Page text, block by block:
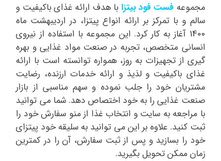
مجموعه فست فود بیتزا با هدف ارائه غذای باکیفیت و
سالم و با تمرکز بر ارائه انواع پیتزا، در اردیبهشت ماه
1400 آغاز به کار کرد. این مجموعه با استفاده از نیروی
انسانی متخصص، تجربه در صنعت مواد غذایی و بهره
گیری از تجهیزات به روز، همواره توانسته است با ارائه
غذای باکیفیت و لذیذ و ارائه خدمات ارزنده، رضایت
مشتریان خود را جلب نموده و سهم مناسبی از بازار
صنعت غذایی را به خود اختصاص دهد. شما می توانید
با مراجعه به سایت و انتخاب غذا از منو سفارش خود را
ثبت کنید. علاوه بر این می توانید به سلیقه خود پیتزای
خود را بسازید و پس از ثبت سفارش، آن را در کمترین
زمان ممکن تحویل بگیرید.